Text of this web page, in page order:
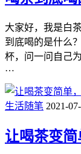
大家好，我是白
到底喝的是什么
杯，问一问自己
…
生活随笔 2021-
让喝茶变简